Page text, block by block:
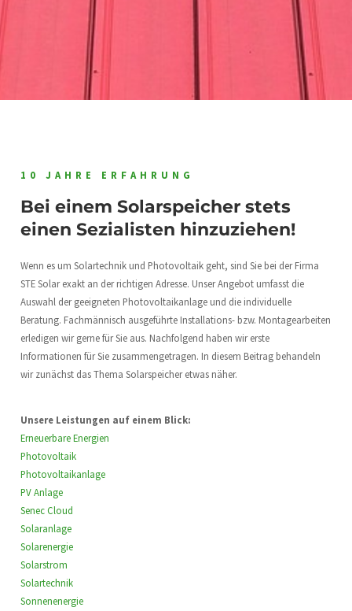
10 JAHRE ERFAHRUNG
Bei einem Solarspeicher stets
einen Sezialisten hinzuziehen!
Wenn es um Solartechnik und Photovoltaik geht, sind Sie bei der Firma
STE Solar exakt an der richtigen Adresse. Unser Angebot umfasst die
Auswahl der geeigneten Photovoltaikanlage und die individuelle
Beratung. Fachmännisch ausgeführte Installations- bzw. Montagearbeiten
erledigen wir gerne für Sie aus. Nachfolgend haben wir erste
Informationen für Sie zusammengetragen. In diesem Beitrag behandeln
wir zunächst das Thema Solarspeicher etwas näher.
Unsere Leistungen auf einem Blick:
Erneuerbare Energien
Photovoltaik
Photovoltaikanlage
PV Anlage
Senec Cloud
Solaranlage
Solarenergie
Solarstrom
Solartechnik
Sonnenenergie